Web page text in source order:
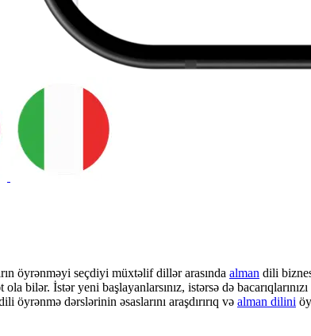
öyrənməyi seçdiyi müxtəlif dillər arasında alman dili
İstər yeni başlayanlarsınız, istərsə də
dərslərinin əsaslarını araşdırırıq və alman dilini